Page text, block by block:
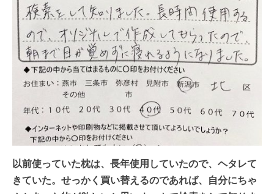
以前使っていた枕は、長年使用していたので、ヘタレて
きていた。せっかく買い替えるのであれば、自分にちゃ